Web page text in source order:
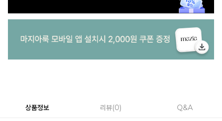
상품정보 리뷰 0 Q&A